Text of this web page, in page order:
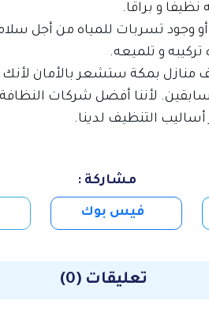
نظيفا و براقا.
وجود تسربات للمياه من أجل
و تلميعه.
بمكة ستشعر بالأمان
لأننا أفضل شركات
أساليب التنظيف لدينا.
مشاركة :
فيس بوك
تعليقات (0)
خدمات الصيانة
خدمة شحن السيارات